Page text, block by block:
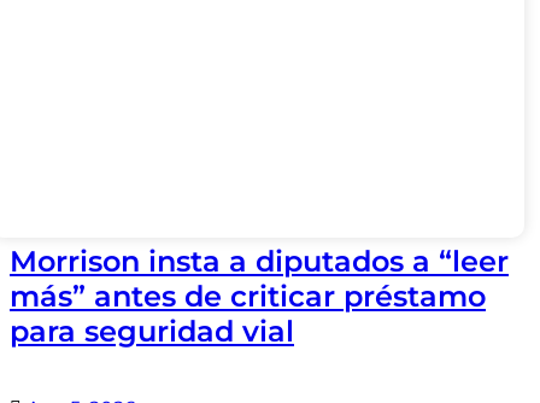
Morrison insta a diputados a “leer
más” antes de criticar préstamo
para seguridad vial